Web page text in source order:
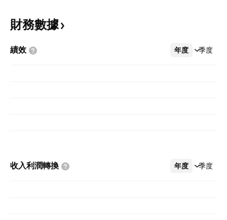
財務數據
績效 年度 季度
更多
收入利潤轉換 年度 季度
更多